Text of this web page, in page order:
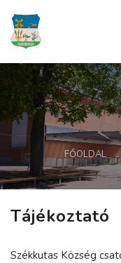
FŐOLDAL
Tájékoztató
Székkutas Község